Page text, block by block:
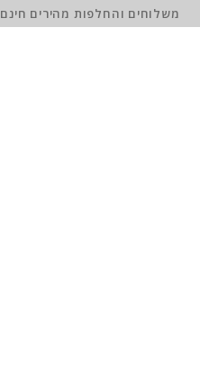
משלוחים והחלפות מהירים חינם